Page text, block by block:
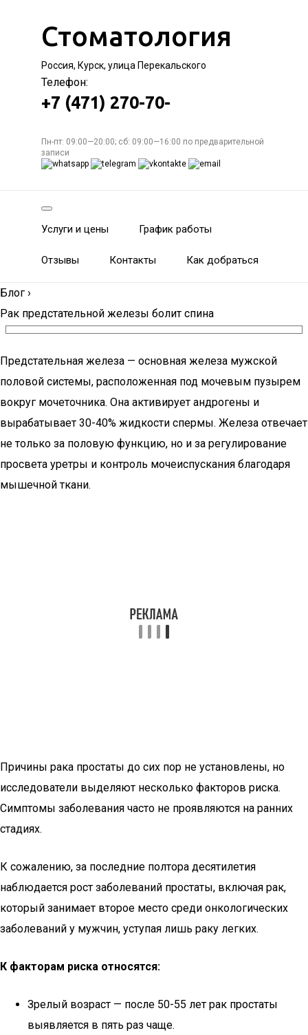
Стоматология
Россия, Курск, улица Перекальского
Телефон:
+7 (471) 270-70-
Пн-пт: 09:00—20:00; сб: 09:00—16:00 по предварительной
записи
Услуги и цены График работы
Отзывы Контакты Как добраться
Блог ›
Рак предстательной железы болит спина
Предстательная железа — основная железа мужской
половой системы, расположенная под мочевым пузырем
вокруг мочеточника. Она активирует андрогены и
вырабатывает 30-40% жидкости спермы. Железа отвечает
не только за половую функцию, но и за регулирование
просвета уретры и контроль мочеиспускания благодаря
мышечной ткани.
Причины рака простаты до сих пор не установлены, но
исследователи выделяют несколько факторов риска.
Симптомы заболевания часто не проявляются на ранних
стадиях.
К сожалению, за последние полтора десятилетия
наблюдается рост заболеваний простаты, включая рак,
который занимает второе место среди онкологических
заболеваний у мужчин, уступая лишь раку легких.
К факторам риска относятся:
Зрелый возраст — после 50-55 лет рак простаты
выявляется в пять раз чаще.